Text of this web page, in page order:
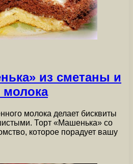
из сметаны и
молока
молока делает бисквиты
Торт «Машенька» со
которое порадует вашу